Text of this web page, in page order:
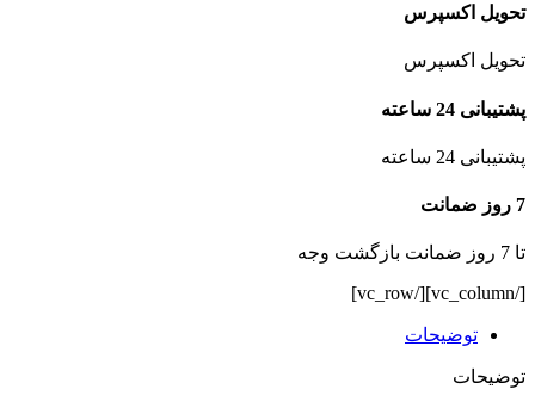
تحویل اکسپرس
تحویل اکسپرس
پشتیبانی 24 ساعته
پشتیبانی 24 ساعته
7 روز ضمانت
تا 7 روز ضمانت بازگشت وجه
[/vc_column][/vc_row]
توضیحات
توضیحات